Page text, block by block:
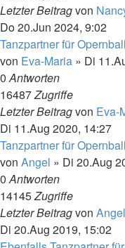
Letzter Beitragvon
Do 20.Jun 2024, 9:02
Tanzpartner für
von Eva-Maria » Di
0Antworten
16487Zugriffe
Letzter Beitragvon Eva-
Di 11.Aug 2020, 14:27
Tanzpartner für
von Angel » Di 20.Aug
0Antworten
14145Zugriffe
Letzter Beitragvon Angel
Di 20.Aug 2019, 15:02